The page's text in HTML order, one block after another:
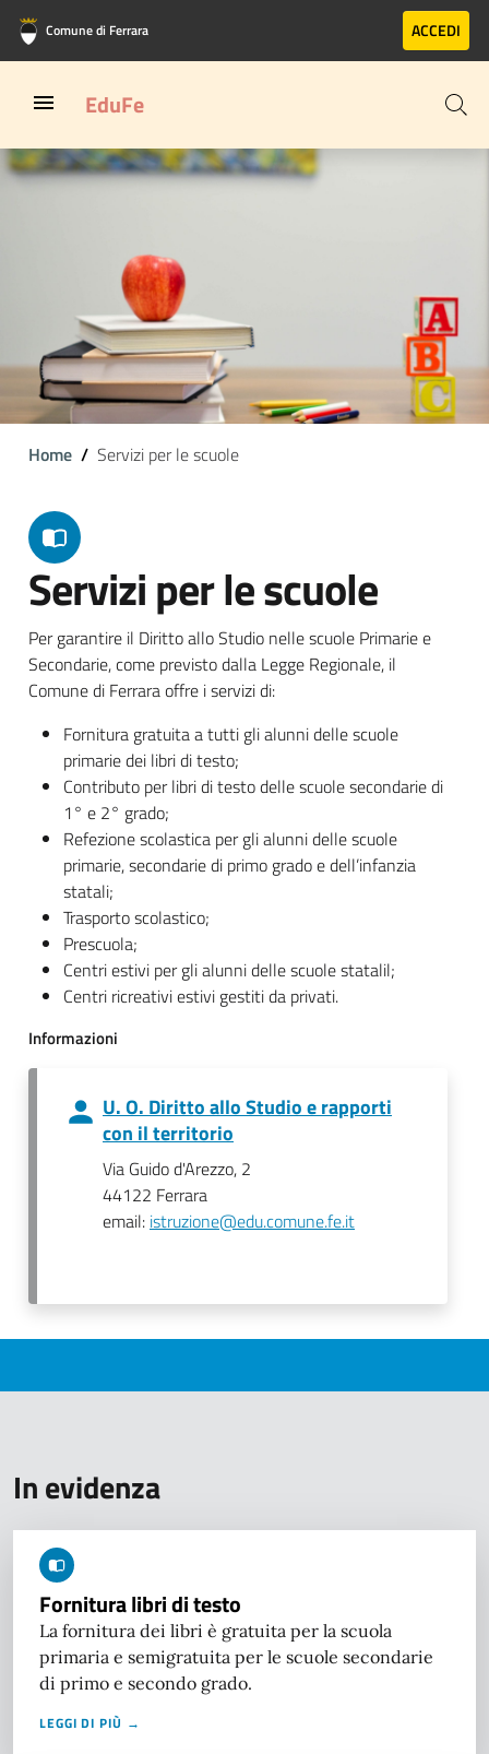
Vai al contenuto principale
Vai al footer
Comune di Ferrara ACCEDI
EduFe
Home Servizi per le scuole
Servizi per le scuole
Per garantire il Diritto allo Studio nelle scuole Primarie e
Secondarie, come previsto dalla Legge Regionale, il
Comune di Ferrara offre i servizi di:
Fornitura gratuita a tutti gli alunni delle scuole
primarie dei libri di testo;
Contributo per libri di testo delle scuole secondarie di
1° e 2° grado;
Refezione scolastica per gli alunni delle scuole
primarie, secondarie di primo grado e dell’infanzia
statali;
Trasporto scolastico;
Prescuola;
Centri estivi per gli alunni delle scuole statalil;
Centri ricreativi estivi gestiti da privati.
Informazioni
U. O. Diritto allo Studio e rapporti
con il territorio
Via Guido d'Arezzo, 2
44122 Ferrara
email: istruzione@edu.comune.fe.it
In evidenza
Fornitura libri di testo
La fornitura dei libri è gratuita per la scuola
primaria e semigratuita per le scuole secondarie
di primo e secondo grado.
LEGGI DI PIÙ →